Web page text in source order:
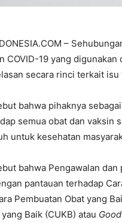
–
COVID-19 yang
secara rinci terkait isu
bahwa pihaknya
semua obat dan
untuk kesehatan
bahwa Pengawalan
pantauan terhadap
Pembuatan Obat yang
Baik (CUKB) atau